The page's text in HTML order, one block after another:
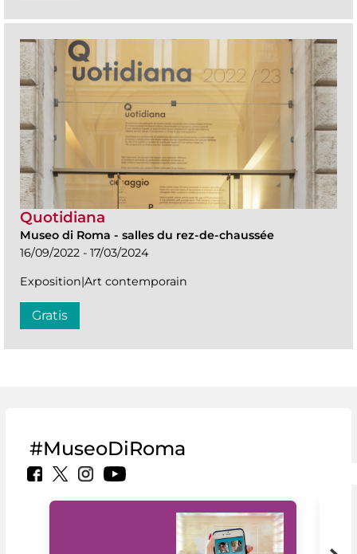
Quotidiana
Museo di Roma - salles du rez-de-chaussée
16/09/2022 - 17/03/2024
Exposition|Art contemporain
Gratis
#MuseoDiRoma